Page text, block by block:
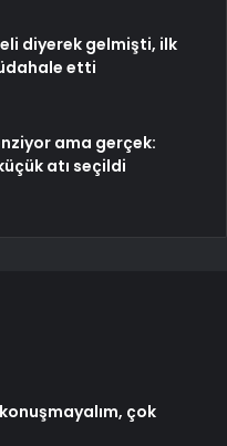
diyerek gelmişti, ilk
etti
ama gerçek:
atı seçildi
çok